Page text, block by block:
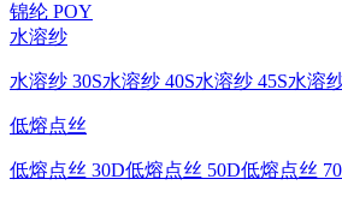
锦纶 POY
水溶纱
水溶纱 30S水溶纱 40S水溶纱 45S水溶
低熔点丝
低熔点丝 30D低熔点丝 50D低熔点丝